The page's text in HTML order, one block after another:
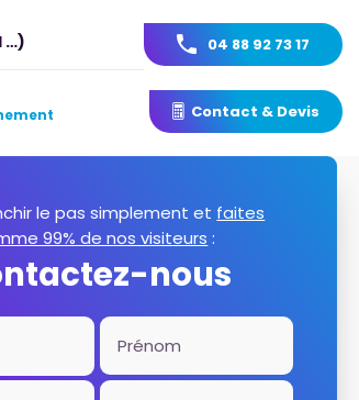
…) 04 88 92 73 17
Contact & Devis
le pas simplement et faites
99% de nos visiteurs :
nous
Prénom